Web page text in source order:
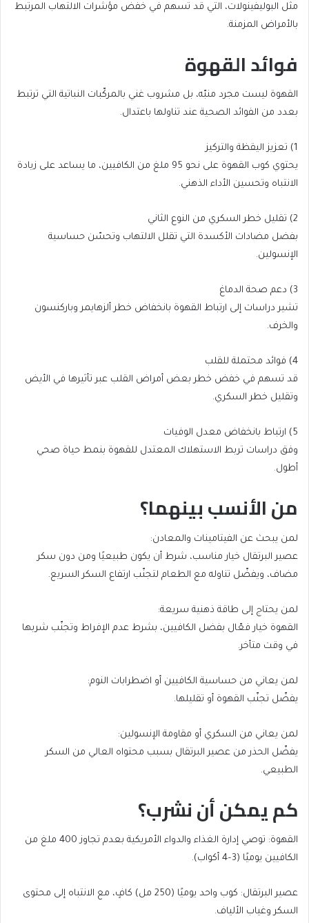
مثل البوليفينولات، التي قد تسهم في خفض مؤشرات الالتهاب المرتبط
بالأمراض المزمنة.
فوائد القهوة
القهوة ليست مجرد منبّه، بل مشروب غني بالمركّبات النباتية التي ترتبط
بعدد من الفوائد الصحية عند تناولها باعتدال.
1) تعزيز اليقظة والتركيز
يحتوي كوب القهوة على نحو 95 ملغ من الكافيين، ما يساعد على زيادة
الانتباه وتحسين الأداء الذهني.
2) تقليل خطر السكري من النوع الثاني
بفضل مضادات الأكسدة التي تقلل الالتهاب وتحسّن حساسية
الإنسولين.
3) دعم صحة الدماغ
تشير دراسات إلى ارتباط القهوة بانخفاض خطر ألزهايمر وباركنسون
والخرف.
4) فوائد محتملة للقلب
قد تسهم في خفض خطر بعض أمراض القلب عبر تأثيرها في الأيض
وتقليل خطر السكري.
5) ارتباط بانخفاض معدل الوفيات
وفق دراسات تربط الاستهلاك المعتدل للقهوة بنمط حياة صحي
أطول.
من الأنسب بينهما؟
لمن يبحث عن الفيتامينات والمعادن:
عصير البرتقال خيار مناسب، شرط أن يكون طبيعيًا ومن دون سكر
مضاف، ويفضّل تناوله مع الطعام لتجنّب ارتفاع السكر السريع.
لمن يحتاج إلى طاقة ذهنية سريعة:
القهوة خيار فعّال بفضل الكافيين، بشرط عدم الإفراط وتجنّب شربها
في وقت متأخر.
لمن يعاني من حساسية الكافيين أو اضطرابات النوم:
يفضّل تجنّب القهوة أو تقليلها.
لمن يعاني من السكري أو مقاومة الإنسولين:
يفضّل الحذر من عصير البرتقال بسبب محتواه العالي من السكر
الطبيعي.
كم يمكن أن نشرب؟
القهوة: توصي إدارة الغذاء والدواء الأمريكية بعدم تجاوز 400 ملغ من
الكافيين يوميًا (3–4 أكواب).
عصير البرتقال: كوب واحد يوميًا (250 مل) كافٍ، مع الانتباه إلى محتوى
السكر وغياب الألياف.